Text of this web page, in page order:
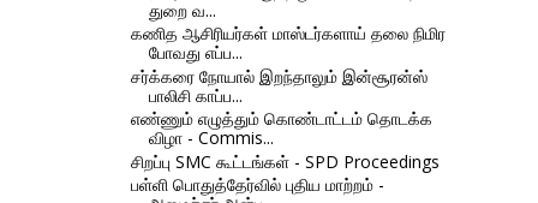
துறை வ...
கணித ஆசிரியர்கள் மாஸ்டர்களாய் தலை நிமிர
போவது எப்ப...
சர்க்கரை நோயால் இறந்தாலும் இன்சூரன்ஸ்
பாலிசி காப்ப...
எண்ணும் எழுத்தும் கொண்டாட்டம் தொடக்க
விழா - Commis...
சிறப்பு SMC கூட்டங்கள் - SPD Proceedings
பள்ளி பொதுத்தேர்வில் புதிய மாற்றம் -